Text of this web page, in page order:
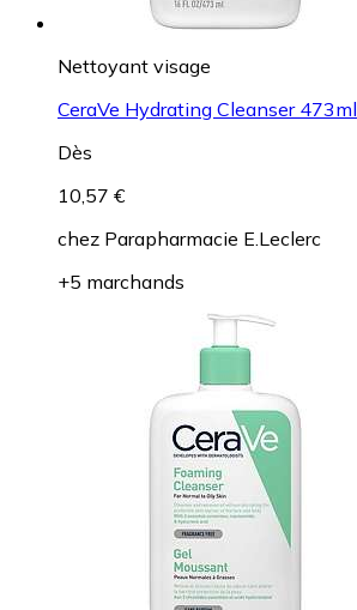
Nettoyant visage
CeraVe Hydrating Cleanser 473ml
Dès
10,57 €
chez Parapharmacie E.Leclerc
+5 marchands